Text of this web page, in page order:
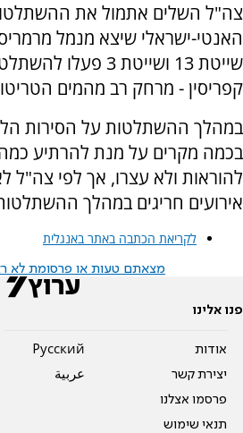
צה"ל השלים אתמול את
האנטי-ישראלי שיצא מנמל
שייטת 13 ושייטת 3
קפריסין - מרחק רב מהמים
במהלך ההשתלטות על הסירות
בכמה מקרים על מנת להרתיע
להוראות ולא עצרו, אך לפי צה"ל
אירועים חריגים במהלך
לקריאת הכתבה באתר באנגלית
מצאתם טעות או פרסומת לא
פנו אלינו
אודות
יצירת קשר
פרסמו אצלנו
תנאי שימוש
Pусский
عربية